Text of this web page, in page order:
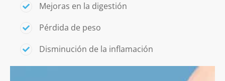
Mejoras en la digestión
Pérdida de peso
Disminución de la inflamación